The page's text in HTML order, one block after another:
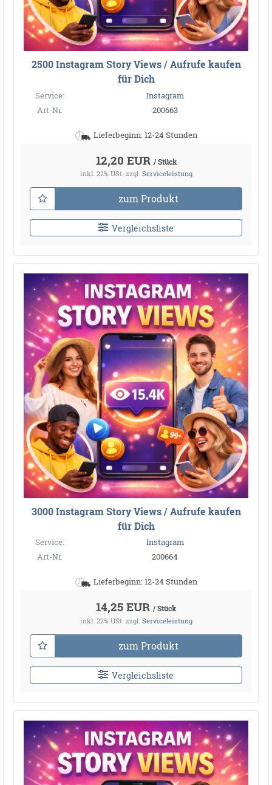
2500 Instagram Story Views / Aufrufe kaufen
für Dich
Service:
Instagram
Art-Nr.
200663
Lieferbeginn: 12-24 Stunden
12,20 EUR / Stück
inkl. 22% USt. zzgl. Serviceleistung
zum Produkt
Vergleichsliste
3000 Instagram Story Views / Aufrufe kaufen
für Dich
Service:
Instagram
Art-Nr.
200664
Lieferbeginn: 12-24 Stunden
14,25 EUR / Stück
inkl. 22% USt. zzgl. Serviceleistung
zum Produkt
Vergleichsliste